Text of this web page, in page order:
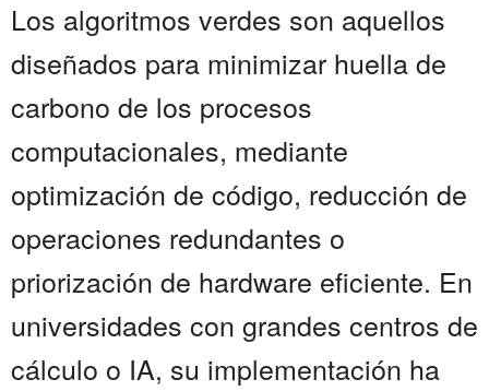
Los algoritmos verdes son aquellos
diseñados para minimizar huella de
carbono de los procesos
computacionales, mediante
optimización de código, reducción de
operaciones redundantes o
priorización de hardware eficiente. En
universidades con grandes centros de
cálculo o IA, su implementación ha